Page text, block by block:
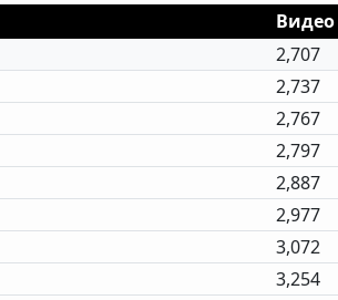
Видео
2,707
2,737
2,767
2,797
2,887
2,977
3,072
3,254